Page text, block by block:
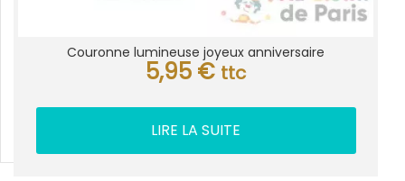
Couronne lumineuse joyeux anniversaire
5,95 € ttc
LIRE LA SUITE